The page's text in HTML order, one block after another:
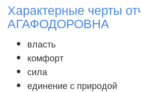
Характерные черты
АГАФОДОРОВНА
власть
комфорт
сила
единение с природой